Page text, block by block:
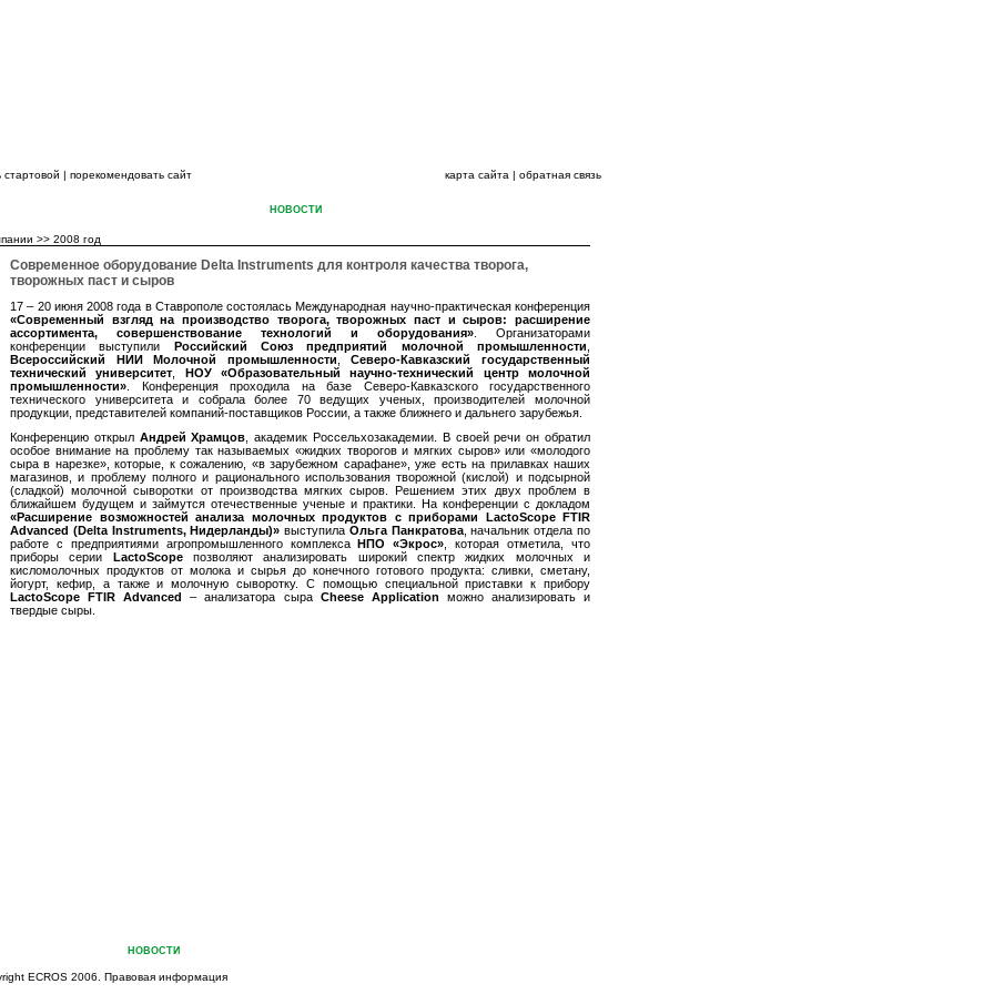
стартовой | порекомендовать сайт карта сайта | обратная связь
НОВОСТИ
>> 2008 год
Современное оборудование Delta Instruments для контроля качества творога,
творожных паст и сыров
17 – 20 июня 2008 года в Ставрополе состоялась Международная научно-практическая конференция
«Современный взгляд на производство творога, творожных паст и сыров: расширение
ассортимента, совершенствование технологий и оборудования» . Организаторами
конференции выступили Российский Союз предприятий молочной промышленности
Всероссийский НИИ Молочной промышленности ,Северо-Кавказский государственный
технический университет
НОУ «Образовательный научно-технический центр молочной
промышленности» . Конференция проходила на базе Северо-Кавказского государственного
технического университета и собрала более 70 ведущих ученых, производителей молочной
продукции, представителей компаний-поставщиков России, а также ближнего и дальнего зарубежья.
Конференцию открыл Андрей Храмцов , академик Россельхозакадемии. В своей речи он обратил
особое внимание на проблему так называемых «жидких творогов и мягких сыров» или «молодого
сыра в нарезке», которые, к сожалению, «в зарубежном сарафане», уже есть на прилавках наших
магазинов, и проблему полного и рационального использования творожной (кислой) и подсырной
(сладкой) молочной сыворотки от производства мягких сыров. Решением этих двух проблем в
ближайшем будущем и займутся отечественные ученые и практики. На конференции с докладом
«Расширение возможностей анализа молочных продуктов с приборами LactoScope FTIR
Advanced (Delta Instruments, Нидерланды)» выступила Ольга Панкратова, начальник отдела по
работе с предприятиями агропромышленного комплексаНПО «Экрос» , которая отметила, что
приборы серии LactoScopeпозволяют анализировать широкий спектр жидких молочных и
кисломолочных продуктов от молока и сырья до конечного готового продукта: сливки, сметану,
йогурт, кефир, а также и молочную сыворотку. С помощью специальной приставки к прибору
LactoScope FTIR Advanced
– анализатора сыра Cheese Application можно анализировать и
твердые сыры.
НОВОСТИ
ECROS 2006. Правовая информация